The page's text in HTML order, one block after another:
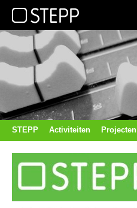
STEPP Activiteiten Projecten